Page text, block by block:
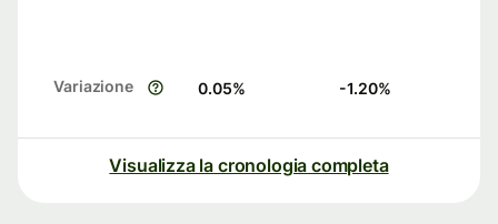
Variazione 0.05% -1.20%
Visualizza la cronologia completa